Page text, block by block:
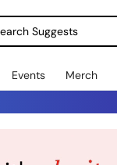
Suggests
Events Merch